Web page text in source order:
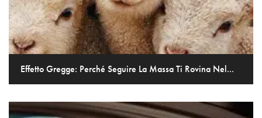
Effetto Gregge: Perché Seguire La Massa Ti Rovina Nel...